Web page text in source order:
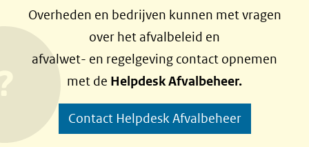
l
e
n
o
p
F
l
e
n
o
p
L
Overheden en bedrijven kunnen met vragen
over het afvalbeleid en
afvalwet- en regelgeving contact opnemen
met de Helpdesk Afvalbeheer.
Contact Helpdesk Afvalbeheer